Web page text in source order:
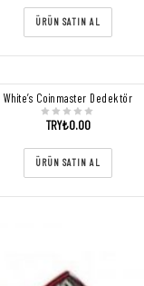
ÜRÜN SATIN AL
White’s Coinmaster Dedektör
TRY₺0.00
ÜRÜN SATIN AL